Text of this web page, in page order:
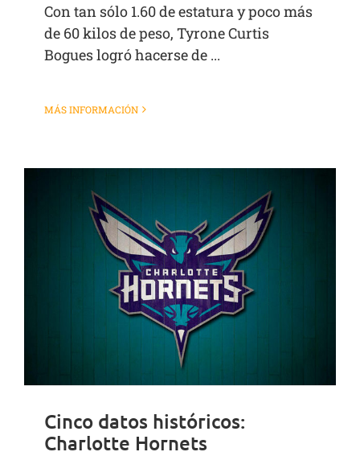
Con tan sólo 1.60 de estatura y poco más
de 60 kilos de peso, Tyrone Curtis
Bogues logró hacerse de ...
MÁS INFORMACIÓN
Cinco datos históricos:
Charlotte Hornets